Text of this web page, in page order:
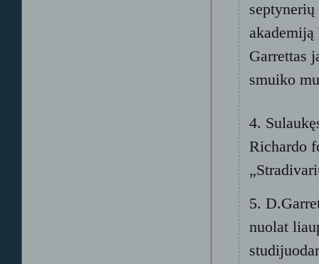
Garrettas
smuiko
4.
Richardo
5.
nuolat